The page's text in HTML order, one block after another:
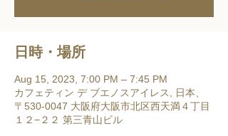
日時・場所
Aug 15, 2023, 7:00 PM – 7:45 PM
カフェティン デ ブエノスアイレス, 日本、
〒530-0047 大阪府大阪市北区西天満４丁目
１２−２２ 第三青山ビル